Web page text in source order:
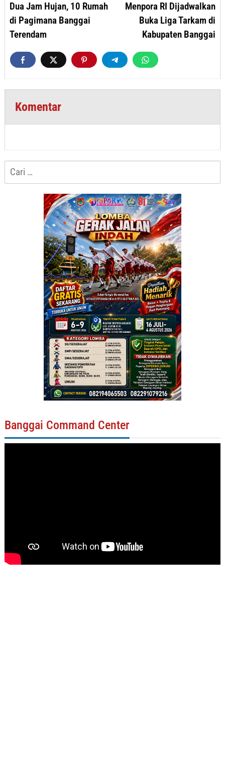
Dua Jam Hujan, 10 Rumah
di Pagimana Banggai
Terendam
Menpora RI Dijadwalkan
Buka Liga Tarkam di
Kabupaten Banggai
Komentar
Cari
untuk:
Banggai Command Center